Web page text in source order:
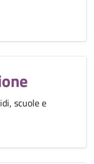
scuole e